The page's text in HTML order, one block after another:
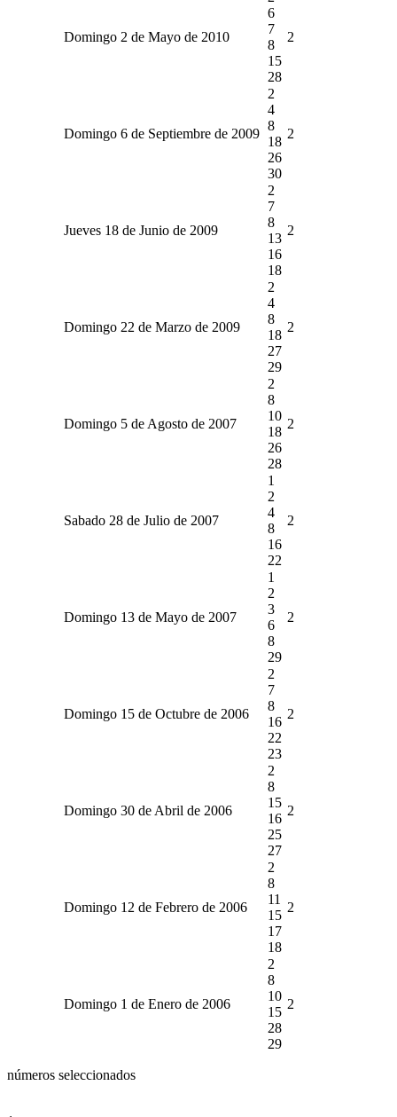
Domingo 2 de Mayo de 2010
6
7
8
15
28
2
Domingo 6 de Septiembre de 2009
2
4
8
18
26
30
2
Jueves 18 de Junio de 2009
2
7
8
13
16
18
2
Domingo 22 de Marzo de 2009
2
4
8
18
27
29
2
Domingo 5 de Agosto de 2007
2
8
10
18
26
28
2
Sabado 28 de Julio de 2007
1
2
4
8
16
22
2
Domingo 13 de Mayo de 2007
1
2
3
6
8
29
2
Domingo 15 de Octubre de 2006
2
7
8
16
22
23
2
Domingo 30 de Abril de 2006
2
8
15
16
25
27
2
Domingo 12 de Febrero de 2006
2
8
11
15
17
18
2
Domingo 1 de Enero de 2006
2
8
10
15
28
29
2
números seleccionados